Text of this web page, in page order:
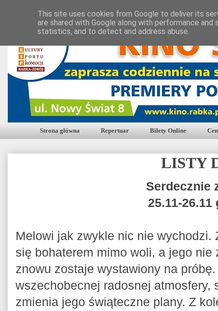
Strona główna Repertuar Bilety Online
LISTY
Serdecznie
25.11-26.11
Melowi jak zwykle nic nie
się bohaterem mimo woli, a jego nie
znowu zostaje wystawiony na
wszechobecnej radosnej
zmienia jego świąteczne plany. Z
This site uses cookies from Google to deliver its
are shared with Google along with performance
statistics, and to detect and address abuse.